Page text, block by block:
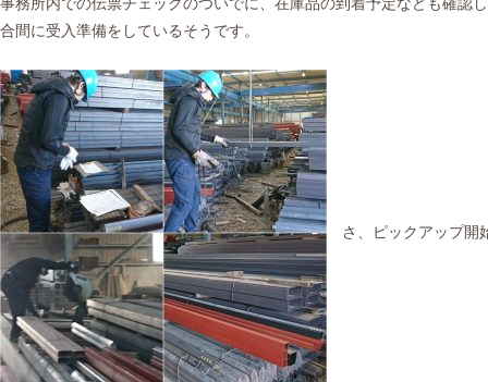
合間に受入準備をしているそうです。
さ、ピックアップ開